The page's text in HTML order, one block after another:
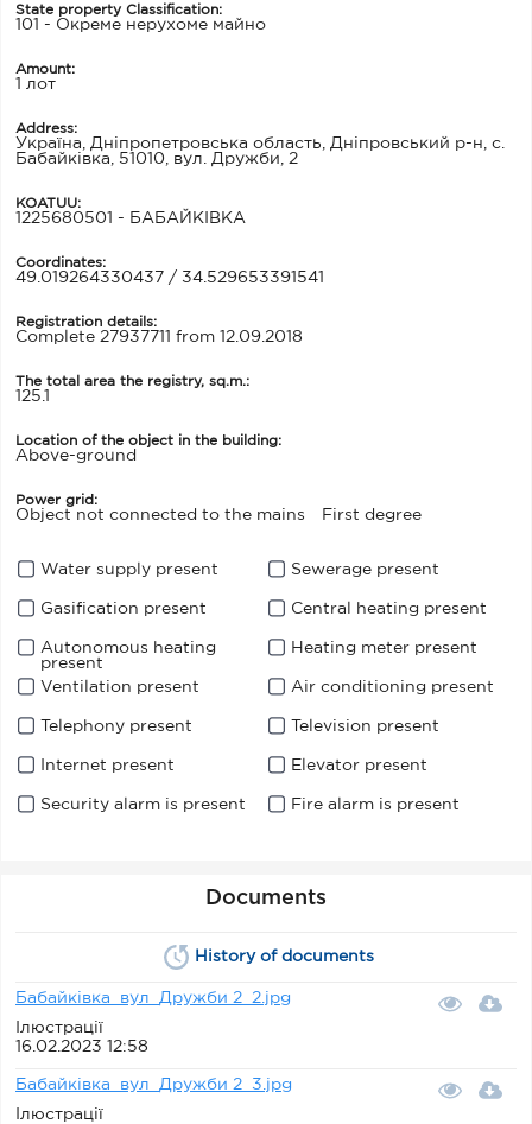
State property Classification:
101 - Окреме нерухоме майно
Amount:
1 лот
Address:
Україна, Дніпропетровська область, Дніпровський р-н, с.
Бабайківка, 51010, вул. Дружби, 2
KOATUU:
1225680501 - БАБАЙКІВКА
Coordinates:
49.019264330437 / 34.529653391541
Registration details:
Complete 27937711 from 12.09.2018
The total area the registry, sq.m.:
125.1
Location of the object in the building:
Above-ground
Power grid:
Object not connected to the mains First degree
Water supply present Sewerage present
Gasification present Central heating present
Autonomous heating
present
Heating meter present
Ventilation present Air conditioning present
Telephony present Television present
Internet present Elevator present
Security alarm is present Fire alarm is present
Documents
History of documents
Бабайківка_вул_Дружби 2_2.jpg
Ілюстрації
16.02.2023 12:58
Бабайківка_вул_Дружби 2_3.jpg
Ілюстрації